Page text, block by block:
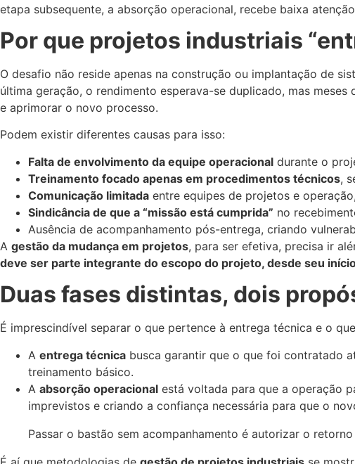
etapa subsequente, a absorção operacional, recebe baixa
Por que projetos industriais
O desafio não reside apenas na construção ou implantação de
última geração, o rendimento esperava-se duplicado, mas
e aprimorar o novo processo.
Podem existir diferentes causas para isso:
Falta de envolvimento da equipe operacional durante o
Treinamento focado apenas em procedimentos técnicos,
Comunicação limitada entre equipes de projetos e
Sindicância de que a “missão está cumprida” no
Ausência de acompanhamento pós-entrega, criando
A gestão da mudança em projetos, para ser efetiva, precisa ir
deve ser parte integrante do escopo do projeto, desde seu
Duas fases distintas, dois
É imprescindível separar o que pertence à entrega técnica e o
A entrega técnica busca garantir que o que foi contratado
treinamento básico.
A absorção operacional está voltada para que a operação
imprevistos e criando a confiança necessária para que o
Passar o bastão sem acompanhamento é autorizar o